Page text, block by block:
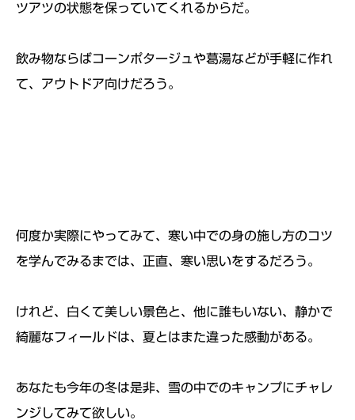
ツアツの状態を保っていてくれるからだ。
飲み物ならばコーンポタージュや葛湯などが手軽に作れ
て、アウトドア向けだろう。
何度か実際にやってみて、寒い中での身の施し方のコツ
を学んでみるまでは、正直、寒い思いをするだろう。
けれど、白くて美しい景色と、他に誰もいない、静かで
綺麗なフィールドは、夏とはまた違った感動がある。
あなたも今年の冬は是非、雪の中でのキャンプにチャレ
ンジしてみて欲しい。